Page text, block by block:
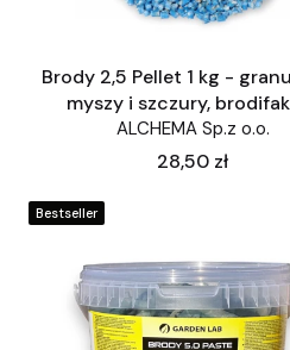
Brody 2,5 Pellet 1 kg -
myszy i szczury,
ALCHEMA Sp.z o.o.
Cena
28,50 zł
Bestseller